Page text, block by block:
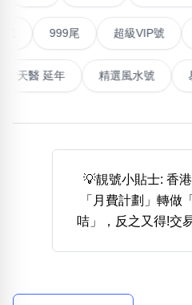
清
888尾
999尾 777尾
全大數字
5萬以上 生天
清
999尾 超級VIP號
能量生氣 天醫 延年 精選風水
💡靚號小貼士: 香
「月費計劃」轉做
咭」，反之又得!交